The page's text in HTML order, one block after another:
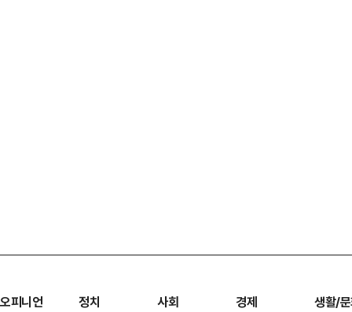
오피니언 정치 사회 경제 생활/